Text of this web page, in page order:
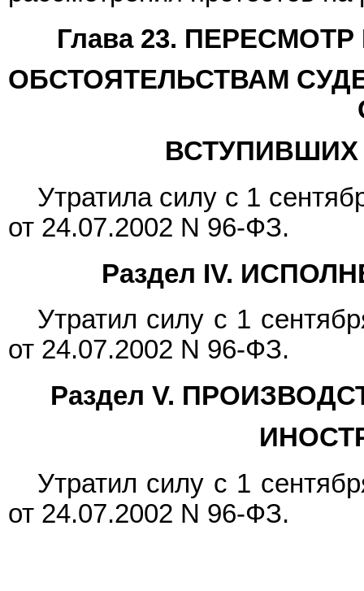
Глава 23.
ОБСТОЯТЕЛЬСТВАМ
Утратила силу с 1
от 24.07.2002 N 96-ФЗ.
Раздел IV.
Утратил силу с 1
от 24.07.2002 N 96-ФЗ.
Раздел V.
Утратил силу с 1
от 24.07.2002 N 96-ФЗ.